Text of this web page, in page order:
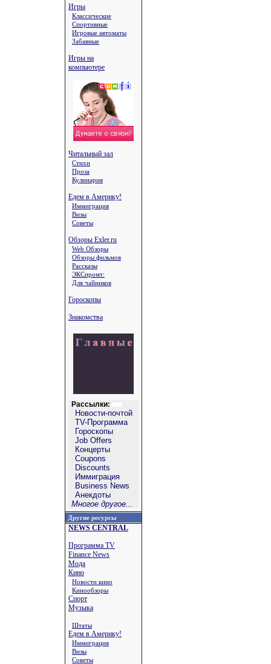
Игры
Классические
Спортивные
Игровые автоматы
Забавные
Игры на
компьютере
Читальный зал
Стихи
Проза
Кулинария
Едем в Америку!
Иммиграция
Визы
Советы
Обзоры Exler.ru
Web Обзоры
Обзоры фильмов
Рассказы
ЭКСпромт:
Для чайников
Гороскопы
Знакомства
Рассылки:
Новости-почтой
TV-Программа
Гороскопы
Job Offers
Концерты
Coupons
Discounts
Иммиграция
Business News
Анекдоты
Многое другое...
Другие ресурсы
NEWS CENTRAL
Программа TV
Finance News
Мода
Кино
Новости кино
Кинообзоры
Спорт
Музыка
Штаты
Едем в Америку!
Иммиграция
Визы
Советы